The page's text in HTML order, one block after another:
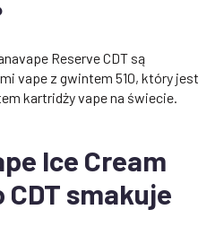
Reserve CDT są
vape z gwintem 510, który jest
kartridży vape na świecie.
Ice Cream
CDT smakuje